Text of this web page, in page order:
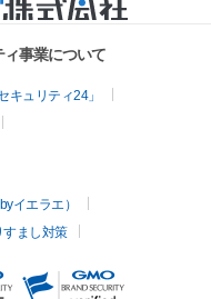
事業について
キュリティ24」
イエラエ）
すまし対策